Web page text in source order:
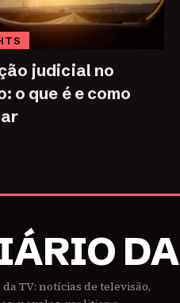
judicial no
o que é e como
DA
TV: notícias de televisão,